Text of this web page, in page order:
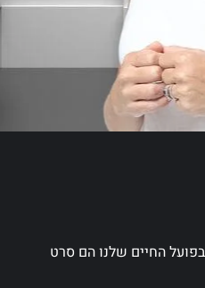
החיים שלנו הם סרט